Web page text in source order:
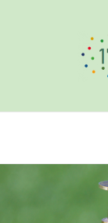
17 for